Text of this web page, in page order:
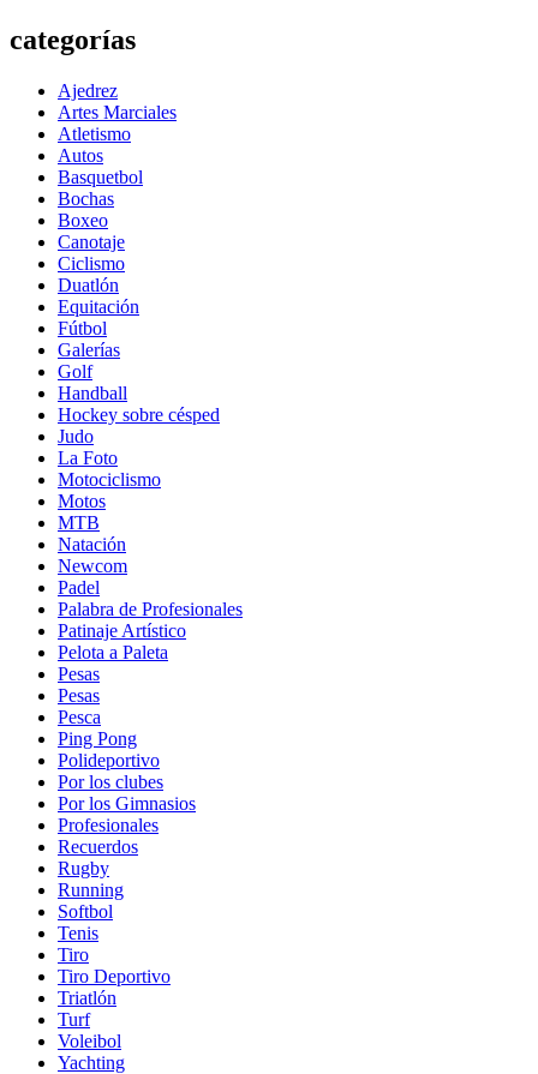
categorías
Ajedrez
Artes Marciales
Atletismo
Autos
Basquetbol
Bochas
Boxeo
Canotaje
Ciclismo
Duatlón
Equitación
Fútbol
Galerías
Golf
Handball
Hockey sobre césped
Judo
La Foto
Motociclismo
Motos
MTB
Natación
Newcom
Padel
Palabra de Profesionales
Patinaje Artístico
Pelota a Paleta
Pesas
Pesas
Pesca
Ping Pong
Polideportivo
Por los clubes
Por los Gimnasios
Profesionales
Recuerdos
Rugby
Running
Softbol
Tenis
Tiro
Tiro Deportivo
Triatlón
Turf
Voleibol
Yachting